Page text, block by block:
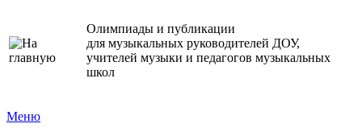
Олимпиады и публикации
для музыкальных руководителей ДОУ,
учителей музыки и педагогов музыкальных
школ
Меню